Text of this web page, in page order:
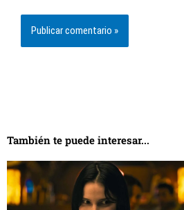
También te puede interesar...